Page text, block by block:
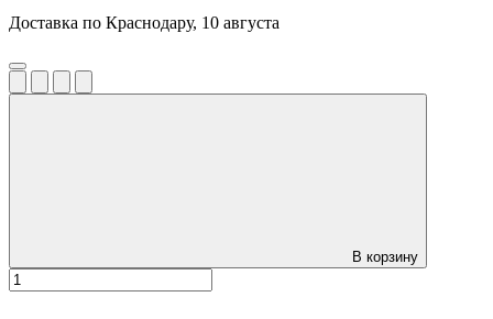
Доставка по Краснодару, 10 августа
В корзину